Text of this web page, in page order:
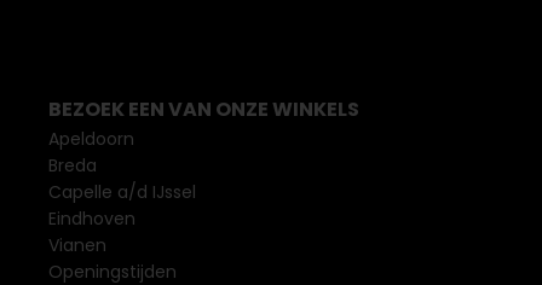
BEZOEK EEN VAN ONZE WINKELS
Apeldoorn
Breda
Capelle a/d IJssel
Eindhoven
Vianen
Openingstijden